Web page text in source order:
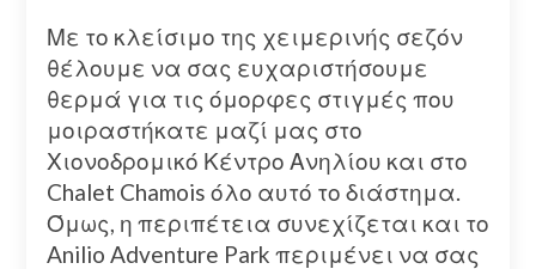
Με το κλείσιμο της χειμερινής σεζόν
θέλουμε να σας ευχαριστήσουμε
θερμά για τις όμορφες στιγμές που
μοιραστήκατε μαζί μας στο
Χιονοδρομικό Κέντρο Ανηλίου και στο
Chalet Chamois όλο αυτό το διάστημα.
Όμως, η περιπέτεια συνεχίζεται και το
Anilio Adventure Park περιμένει να σας